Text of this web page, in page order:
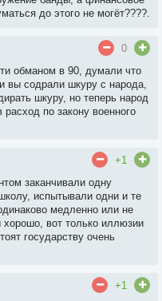
до этого не могёт????.
0
обманом в 90, думали что
вы содрали шкуру с народа,
шкуру, но теперь народ
расход по закону военного
+1
заканчивали одну
испытывали одни и те
медленно или не
вот только иллюзии
государству очень
+1